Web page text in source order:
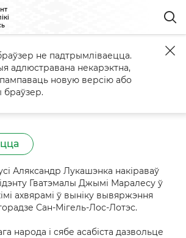
Спачуванне Прэзідэнту Гватэмалы Джымі
Прэзідэнту Гватэмалы
Аляксандр Лукашэнка накіраваў
Гватэмалы Джымі Маралесу ў
ахвярамі ў выніку вывяржэння
Сан-Мігель-Лос-Лотэс.
народа і сябе асабіста дазвольце
не падтрымліваецца.
адлюстравана некарэктна,
новую версію або
браўзер.